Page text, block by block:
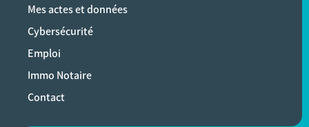
Mes actes et données
Cybersécurité
Emploi
Immo Notaire
Contact